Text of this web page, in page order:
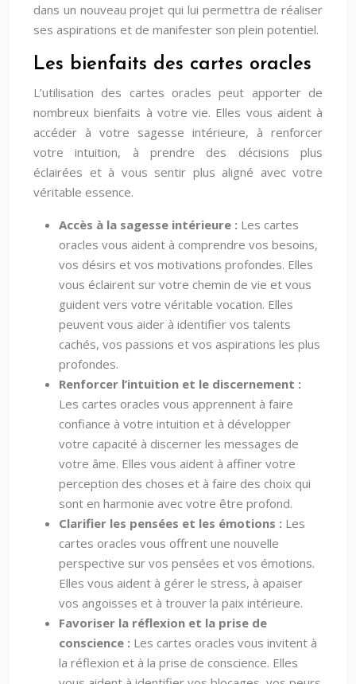
dans un nouveau projet qui lui permettra de réaliser
ses aspirations et de manifester son plein potentiel.
Les bienfaits des cartes oracles
L’utilisation des cartes oracles peut apporter de
nombreux bienfaits à votre vie. Elles vous aident à
accéder à votre sagesse intérieure, à renforcer
votre intuition, à prendre des décisions plus
éclairées et à vous sentir plus aligné avec votre
véritable essence.
Accès à la sagesse intérieure : Les cartes
oracles vous aident à comprendre vos besoins,
vos désirs et vos motivations profondes. Elles
vous éclairent sur votre chemin de vie et vous
guident vers votre véritable vocation. Elles
peuvent vous aider à identifier vos talents
cachés, vos passions et vos aspirations les plus
profondes.
Renforcer l’intuition et le discernement :
Les cartes oracles vous apprennent à faire
confiance à votre intuition et à développer
votre capacité à discerner les messages de
votre âme. Elles vous aident à affiner votre
perception des choses et à faire des choix qui
sont en harmonie avec votre être profond.
Clarifier les pensées et les émotions : Les
cartes oracles vous offrent une nouvelle
perspective sur vos pensées et vos émotions.
Elles vous aident à gérer le stress, à apaiser
vos angoisses et à trouver la paix intérieure.
Favoriser la réflexion et la prise de
conscience : Les cartes oracles vous invitent à
la réflexion et à la prise de conscience. Elles